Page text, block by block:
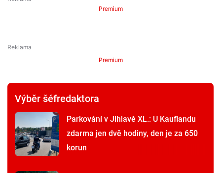
Premium
Premium
Výběr šéfredaktora
Parkování v Jihlavě XL.: U Kauflandu
zdarma jen dvě hodiny, den je za 650
korun